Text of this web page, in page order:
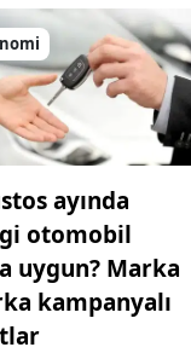
deprem!
ayında
otomobil
uygun? Marka
kampanyalı